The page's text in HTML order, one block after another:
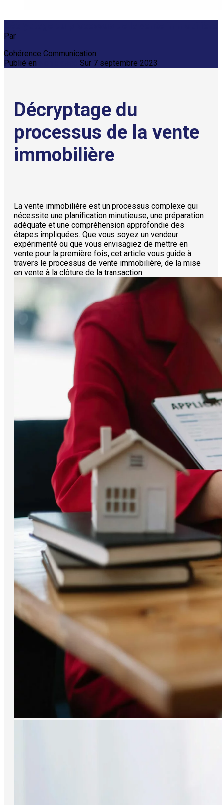
Par
Cohérence Communication
Publié en
Sur 7 septembre 2023
Décryptage du
processus de la vente
immobilière
La vente immobilière est un processus complexe qui
nécessite une planification minutieuse, une préparation
adéquate et une compréhension approfondie des
étapes impliquées. Que vous soyez un vendeur
expérimenté ou que vous envisagiez de mettre en
vente pour la première fois, cet article vous guide à
travers le processus de vente immobilière, de la mise
en vente à la clôture de la transaction.